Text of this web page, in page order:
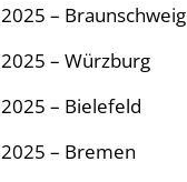
– Braunschweig
– Würzburg
– Bielefeld
– Bremen